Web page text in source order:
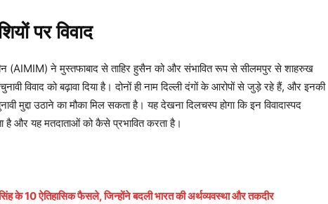
पर विवाद
(AIMIM) ने मुस्तफाबाद से ताहिर हुसैन को और संभावित रूप से सीलमपुर से शाहरुख
विवाद को बढ़ावा दिया है। दोनों ही नाम दिल्ली दंगों के आरोपों से जुड़े रहे हैं, और इनकी
मुद्दा उठाने का मौका मिल सकता है। यह देखना दिलचस्प होगा कि इन विवादास्पद
है और यह मतदाताओं को कैसे प्रभावित करता है।
10 ऐतिहासिक फैसले, जिन्होंने बदली भारत की अर्थव्यवस्था और तकदीर